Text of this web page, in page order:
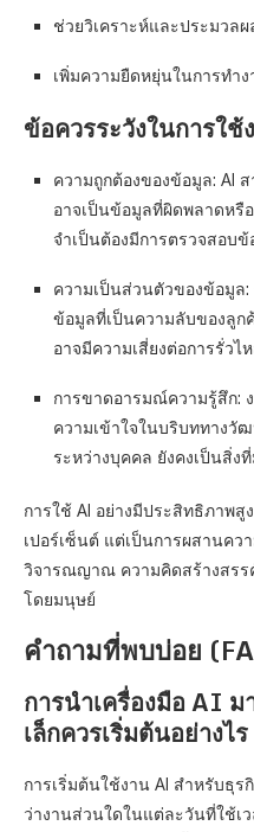
ช่วยวิเคราะห์และประมวล
เพิ่มความยืดหยุ่นในการทำ
ข้อควรระวังในการใช้
ความถูกต้องของข้อมูล: AI
อาจเป็นข้อมูลที่ผิดพลาดหรื
จำเป็นต้องมีการตรวจสอบ
ความเป็นส่วนตัวของข้อมูล
ข้อมูลที่เป็นความลับของลูก
อาจมีความเสี่ยงต่อการรั่วไ
การขาดอารมณ์ความรู้สึก:
ความเข้าใจในบริบททางวั
ระหว่างบุคคล ยังคงเป็นสิ่ง
การใช้ AI อย่างมีประสิทธิภาพสู
เปอร์เซ็นต์ แต่เป็นการผสานคว
วิจารณญาณ ความคิดสร้างสรร
โดยมนุษย์
คำถามที่พบบ่อย
การนำเครื่องมือ AI
เล็กควรเริ่มต้นอย่างไร
การเริ่มต้นใช้งาน AI สำหรับธุร
ว่างานส่วนใดในแต่ละวันที่ใช้เ